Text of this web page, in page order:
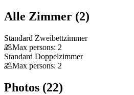
Alle Zimmer (2)
Standard Zweibettzimmer
Max persons: 2
Standard Doppelzimmer
Max persons: 2
Photos (22)